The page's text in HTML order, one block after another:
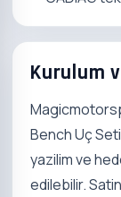
Kurulum
Bench Uç
yazilim ve
edilebilir.